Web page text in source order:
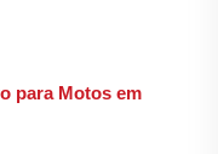
para Motos em